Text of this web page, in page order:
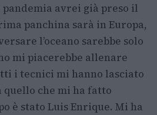
avrei già preso il
panchina sarà in Europa,
l’oceano sarebbe solo
mi piacerebbe allenare
i tecnici mi hanno lasciato
che mi ha fatto
è stato Luis Enrique. Mi ha